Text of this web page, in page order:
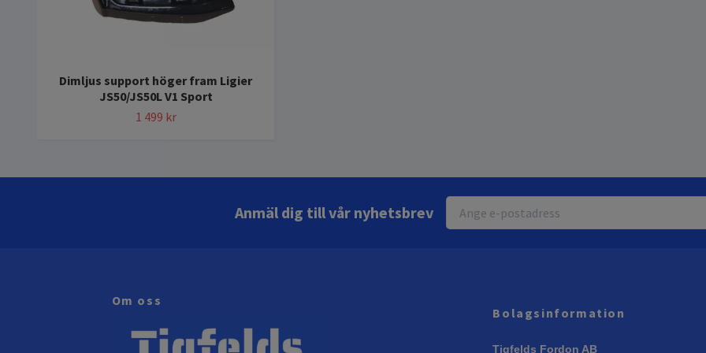
Dimljus support höger fram Ligier
JS50/JS50L V1 Sport
1 499 kr
Anmäl dig till vår nyhetsbrev
Om oss
Bolagsinformation
Tigfelds Fordon AB